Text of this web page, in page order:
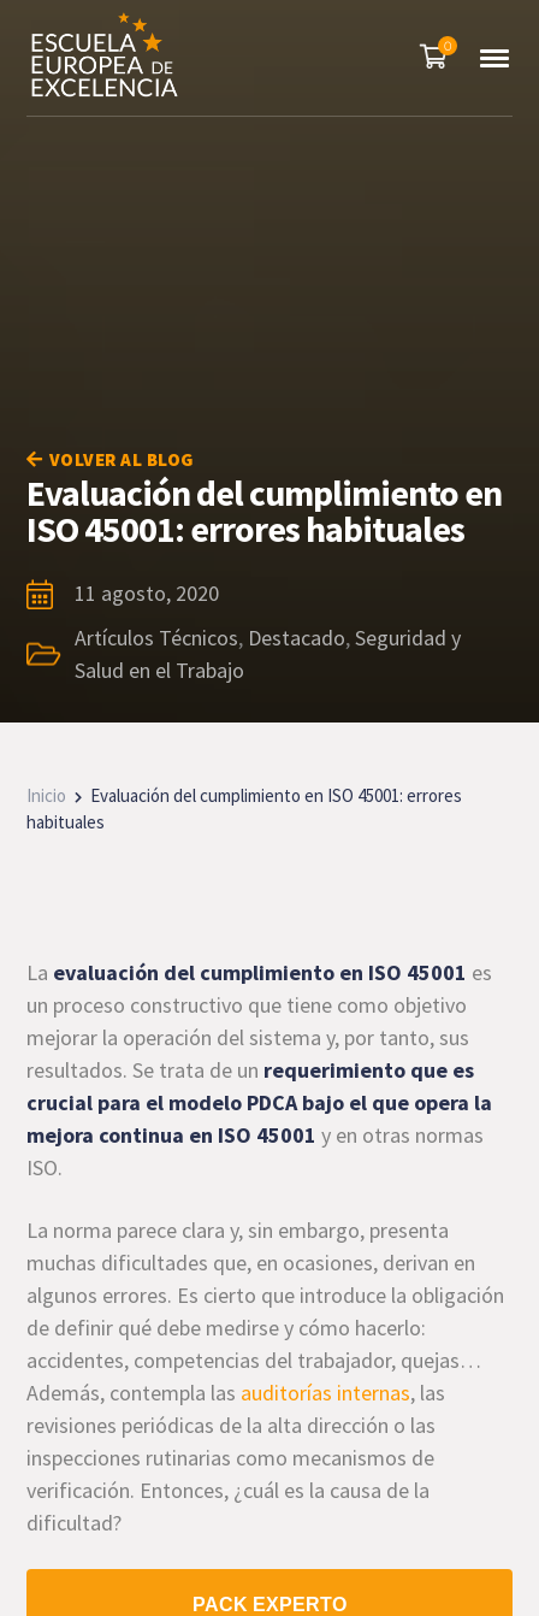
0
VOLVER AL BLOG
Evaluación del cumplimiento en
ISO 45001: errores habituales
11 agosto, 2020
Artículos Técnicos, Destacado,Seguridad y
Salud en el Trabajo
Inicio
Evaluación del cumplimiento en ISO 45001: errores
habituales
La evaluación del cumplimiento en ISO 45001 es
un proceso constructivo que tiene como objetivo
mejorar la operación del sistema y, por tanto, sus
resultados. Se trata de un requerimiento que es
crucial para el modelo PDCA bajo el que opera la
mejora continua en ISO 45001 y en otras normas
ISO.
La norma parece clara y, sin embargo, presenta
muchas dificultades que, en ocasiones, derivan en
algunos errores. Es cierto que introduce la obligación
de definir qué debe medirse y cómo hacerlo:
accidentes, competencias del trabajador, quejas…
Además, contempla las auditorías internas, las
revisiones periódicas de la alta dirección o las
inspecciones rutinarias como mecanismos de
verificación. Entonces, ¿cuál es la causa de la
dificultad?
PACK EXPERTO